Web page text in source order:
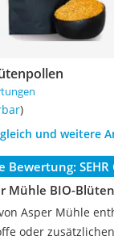
)
und weitere
Bewertung: SEHR
Mühle BIO-
Asper Mühle
oder